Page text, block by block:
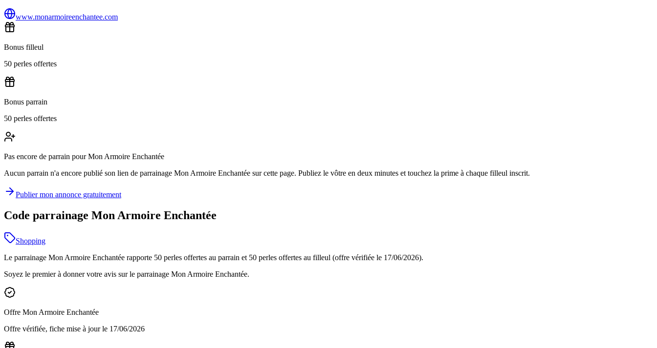
www.monarmoireenchantee.com
Bonus filleul
50 perles offertes
Bonus parrain
50 perles offertes
Pas encore de parrain pour Mon Armoire Enchantée
Aucun parrain n'a encore publié son lien de parrainage Mon Armoire Enchantée sur cette page. Publiez le vôtre en deux minutes et touchez la prime à chaque filleul inscrit.
Publier mon annonce gratuitement
Code parrainage Mon Armoire Enchantée
Shopping
Le parrainage Mon Armoire Enchantée rapporte 50 perles offertes au parrain et 50 perles offertes au filleul (offre vérifiée le 17/06/2026).
Soyez le premier à donner votre avis sur le parrainage Mon Armoire Enchantée.
Offre Mon Armoire Enchantée
Offre vérifiée, fiche mise à jour le 17/06/2026